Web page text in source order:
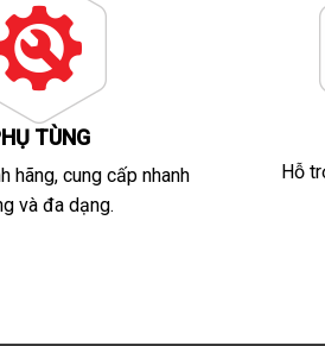
TÙNG
hãng, cung cấp nhanh
và đa dạng.
Hỗ